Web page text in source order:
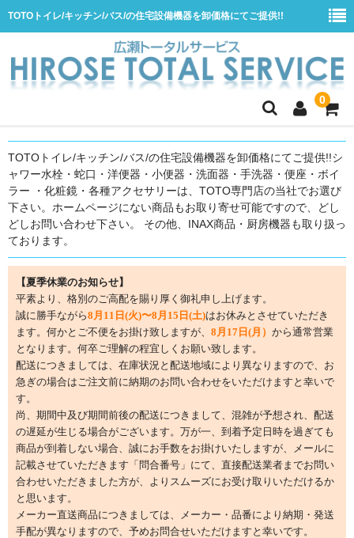
TOTOトイレ/キッチン/バス/の住宅設備機器を卸価格にてご提供!!
0
ホーム
会社概要
商品一覧
水栓
浴室用シャワー水栓
浴室用バス水栓
キッチン用水栓
洗面所用自動水栓
洗面所用水栓
洗濯機用水栓
単水栓
止水栓
便座
普通便座
TOTOトイレ/キッチン/バス/の住宅設備機器を卸価格にてご提供!!シ
ャワー水栓・蛇口・洋便器・小便器・洗面器・手洗器・便座・ボイ
ラー ・化粧鏡・各種アクセサリーは、TOTO専門店の当社でお選び
下さい。ホームページにない商品もお取り寄せ可能ですので、どし
どしお問い合わせ下さい。 その他、INAX商品・厨房機器も取り扱っ
ております。
【夏季休業のお知らせ】
平素より、格別のご高配を賜り厚く御礼申し上げます。
誠に勝手ながら8月11日(火)〜8月15日(土)はお休みとさせていただき
ます。何かとご不便をお掛け致しますが、 8月17日(月） から通常営業
となります。何卒ご理解の程宜しくお願い致します。
配送につきましては、在庫状況と配送地域により異なりますので、お
急ぎの場合はご注文前に納期のお問い合わせをいただけますと幸いで
す。
尚、期間中及び期間前後の配送につきまして、混雑が予想され、配送
の遅延が生じる場合がございます。万が一、到着予定日時を過ぎても
商品が到着しない場合、誠にお手数をお掛けいたしますが、メールに
記載させていただきます「問合番号」にて、直接配送業者までお問い
合わせいただきました方が、よりスムーズにお受け取りいただけるか
と思います。
メーカー直送商品につきましては、メーカー・品番により納期・発送
手配が異なりますので、予めお問合せいただけますと幸いです。